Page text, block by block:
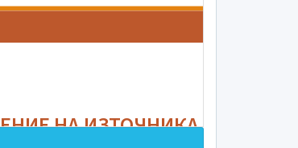
НА ИЗТОЧНИКА